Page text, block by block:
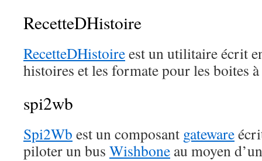
RecetteDHistoire
RecetteDHistoireest un utilitaire écrit
histoires et les formate pour les boites
spi2wb
Spi2Wb est un composant gateware
piloter un bus Wishbone au moyen